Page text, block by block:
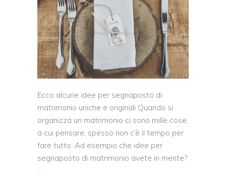
Ecco alcune idee per segnaposto di
matrimonio uniche e originali Quando si
organizza un matrimonio ci sono mille cose
a cui pensare, spesso non c’è il tempo per
fare tutto. Ad esempio che idee per
segnaposto di matrimonio avete in mente?